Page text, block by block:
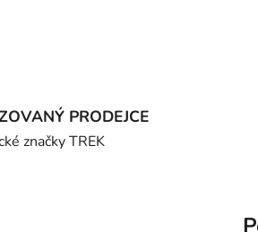
PRODEJCE
značky TREK